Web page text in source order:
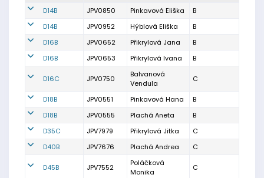
D14B JPV0850 Pinkavová Eliška
B
D14B
JPV0952 Hýblová Eliška
B
D16B
JPV0652 Přikrylová Jana
B
D16B
JPV0653 Přikrylová Ivana B
D16C JPV0750
Balvanová
Vendula
C
D18B JPV0551 Pinkavová Hana
B
D18B
JPV0555 Plachá Aneta
B
D35C
JPV7979 Přikrylová Jitka
C
D40B
JPV7676 Plachá Andrea C
D45B JPV7552
Poláčková
Monika
C